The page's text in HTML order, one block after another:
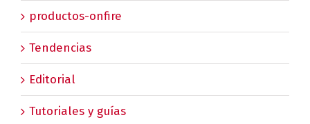
productos-onfire
Tendencias
Editorial
Tutoriales y guías